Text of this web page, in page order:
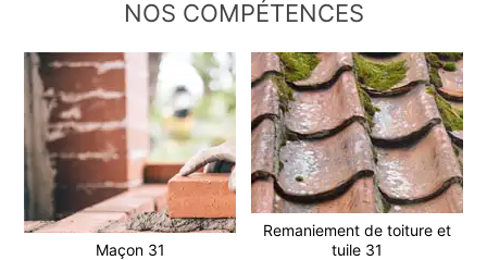
NOS COMPÉTENCES
Maçon 31
Remaniement de toiture et
tuile 31